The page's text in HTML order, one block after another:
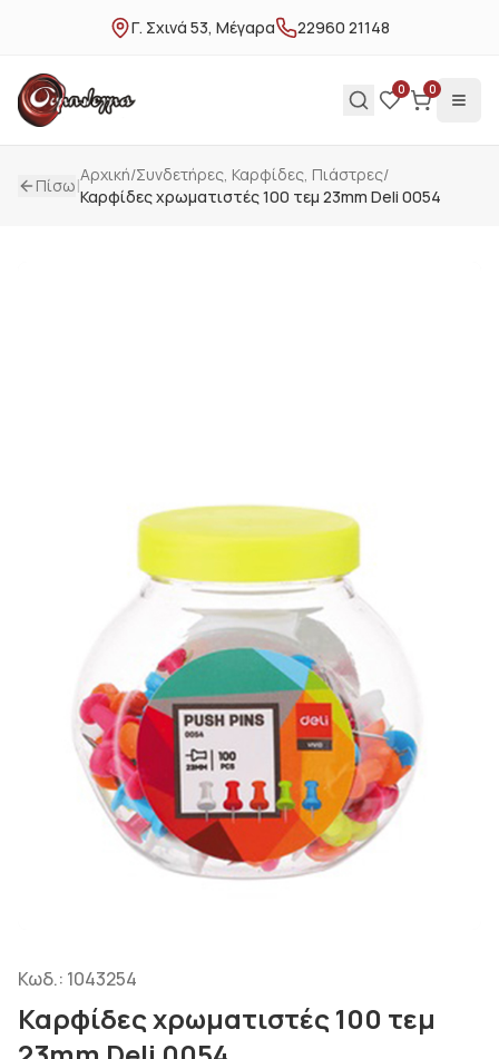
Γ. Σχινά 53, Μέγαρα 22960 21148
0 0
Πίσω|Αρχική/Συνδετήρες, Καρφίδες, Πιάστρες/
Καρφίδες χρωματιστές 100 τεμ 23mm Deli 0054
Κωδ.: 1043254
Καρφίδες χρωματιστές 100 τεμ